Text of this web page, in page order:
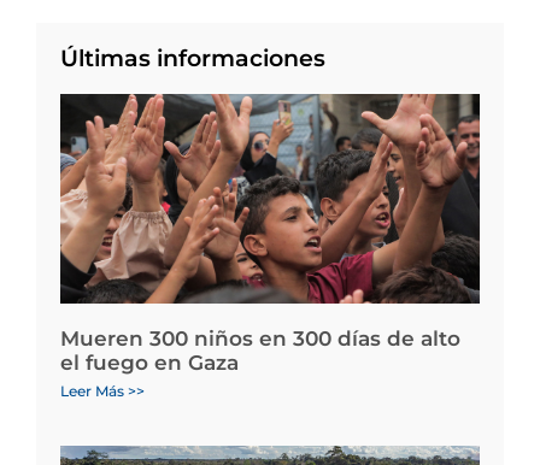
Últimas informaciones
Mueren 300 niños en 300 días de alto
el fuego en Gaza
Leer Más >>